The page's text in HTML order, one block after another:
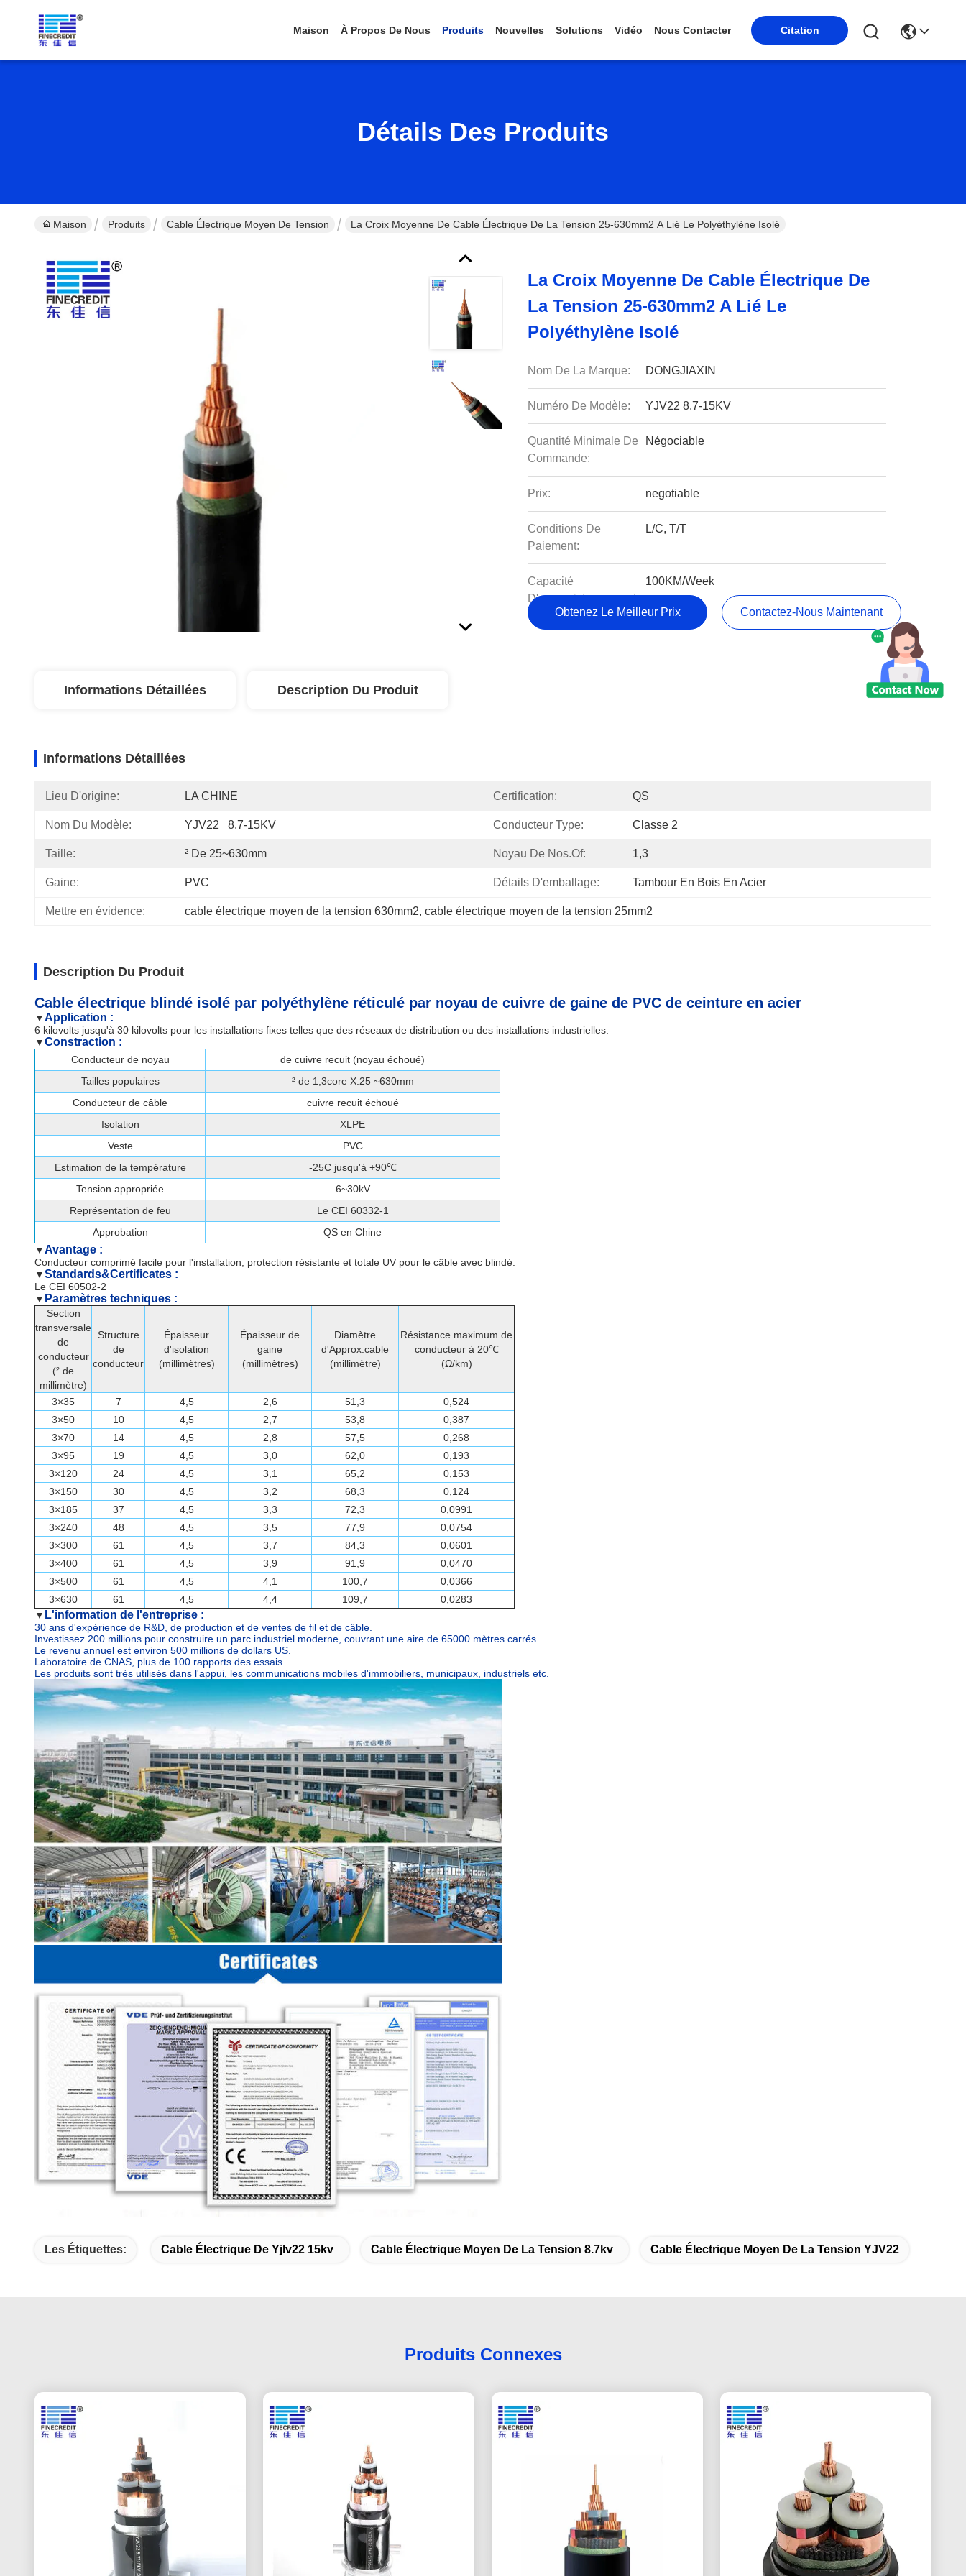
Maison À Propos De Nous Produits Nouvelles Solutions Vidéo Nous Contacter Citation
Détails Des Produits
Maison Produits Cable Électrique Moyen De Tension La Croix Moyenne De Cable Électrique De La Tension 25-630mm2 A Lié Le Polyéthylène Isolé
La Croix Moyenne De Cable Électrique De
La Tension 25-630mm2 A Lié Le
Polyéthylène Isolé
Nom De La Marque: DONGJIAXIN
Numéro De Modèle: YJV22 8.7-15KV
Quantité Minimale De
Commande:
Négociable
Prix: negotiable
Conditions De
Paiement:
L/C, T/T
Capacité
D'approvisionnement:
100KM/Week
Obtenez Le Meilleur Prix Contactez-Nous Maintenant
Informations Détaillées Description Du Produit
Informations Détaillées
Lieu D'origine: LA CHINE Certification: QS
Nom Du Modèle: YJV22   8.7-15KV Conducteur Type: Classe 2
Taille: ² De 25~630mm Noyau De Nos.of: 1,3
Gaine: PVC Détails D'emballage: Tambour En Bois En Acier
Mettre en évidence: cable électrique moyen de la tension 630mm2, cable électrique moyen de la tension 25mm2
Description Du Produit
Cable électrique blindé isolé par polyéthylène réticulé par noyau de cuivre de gaine de PVC de ceinture en acier
▼Application :
6 kilovolts jusqu'à 30 kilovolts pour les installations fixes telles que des réseaux de distribution ou des installations industrielles.
▼Constraction :
Conducteur de noyau
de cuivre recuit (noyau échoué)
Tailles populaires
² de 1,3core X.25 ~630mm
Conducteur de câble
cuivre recuit échoué
Isolation
XLPE
Veste
PVC
Estimation de la température
-25C jusqu'à +90℃
Tension appropriée
6~30kV
Représentation de feu
Le CEI 60332-1
Approbation
QS en Chine
▼Avantage :
Conducteur comprimé facile pour l'installation, protection résistante et totale UV pour le câble avec blindé.
▼Standards&Certificates :
Le CEI 60502-2
▼ Paramètres techniques :
Section
transversale
de
conducteur
(² de
millimètre)
Structure
de
conducteur
Épaisseur
d'isolation
(millimètres)
Épaisseur de
gaine
(millimètres)
Diamètre
d'Approx.cable
(millimètre)
Résistance maximum de
conducteur à 20℃
(Ω/km)
3×35 7 4,5 2,6 51,3
0,524
3×50
10 4,5 2,7 53,8
0,387
3×70
14 4,5 2,8 57,5
0,268
3×95
19 4,5 3,0 62,0
0,193
3×120
24 4,5 3,1 65,2
0,153
3×150
30 4,5 3,2 68,3
0,124
3×185
37 4,5 3,3 72,3
0,0991
3×240
48 4,5 3,5 77,9
0,0754
3×300
61 4,5 3,7 84,3
0,0601
3×400
61 4,5 3,9 91,9
0,0470
3×500
61 4,5 4,1 100,7
0,0366
3×630
61 4,5 4,4 109,7
0,0283
▼ L'information de l'entreprise :
30 ans d'expérience de R&D, de production et de ventes de fil et de câble.
Investissez 200 millions pour construire un parc industriel moderne, couvrant une aire de 65000 mètres carrés.
Le revenu annuel est environ 500 millions de dollars US.
Laboratoire de CNAS, plus de 100 rapports des essais.
Les produits sont très utilisés dans l'appui, les communications mobiles d'immobiliers, municipaux, industriels etc.
Les Étiquettes: Cable Électrique De Yjlv22 15kv Cable Électrique Moyen De La Tension 8.7kv Cable Électrique Moyen De La Tension YJV22
Produits Connexes